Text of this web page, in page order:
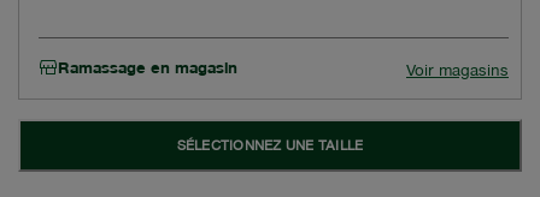
Ramassage en magasin Voir magasins
SÉLECTIONNEZ UNE TAILLE